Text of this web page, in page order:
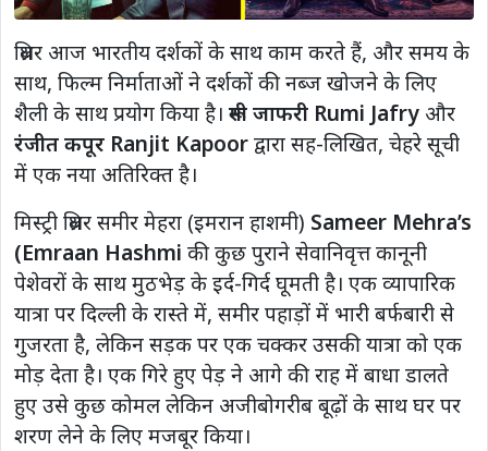
थ्रिलर आज भारतीय दर्शकों के साथ काम करते हैं, और समय के
साथ, फिल्म निर्माताओं ने दर्शकों की नब्ज खोजने के लिए
शैली के साथ प्रयोग किया है। रूमी जाफरी Rumi Jafry और
रंजीत कपूर Ranjit Kapoorद्वारा सह-लिखित, चेहरे सूची
में एक नया अतिरिक्त है।
मिस्ट्री थ्रिलर समीर मेहरा (इमरान हाशमी) Sameer Mehra’s
(Emraan Hashmi की कुछ पुराने सेवानिवृत्त कानूनी
पेशेवरों के साथ मुठभेड़ के इर्द-गिर्द घूमती है। एक व्यापारिक
यात्रा पर दिल्ली के रास्ते में, समीर पहाड़ों में भारी बर्फबारी से
गुजरता है, लेकिन सड़क पर एक चक्कर उसकी यात्रा को एक
मोड़ देता है। एक गिरे हुए पेड़ ने आगे की राह में बाधा डालते
हुए उसे कुछ कोमल लेकिन अजीबोगरीब बूढ़ों के साथ घर पर
शरण लेने के लिए मजबूर किया।